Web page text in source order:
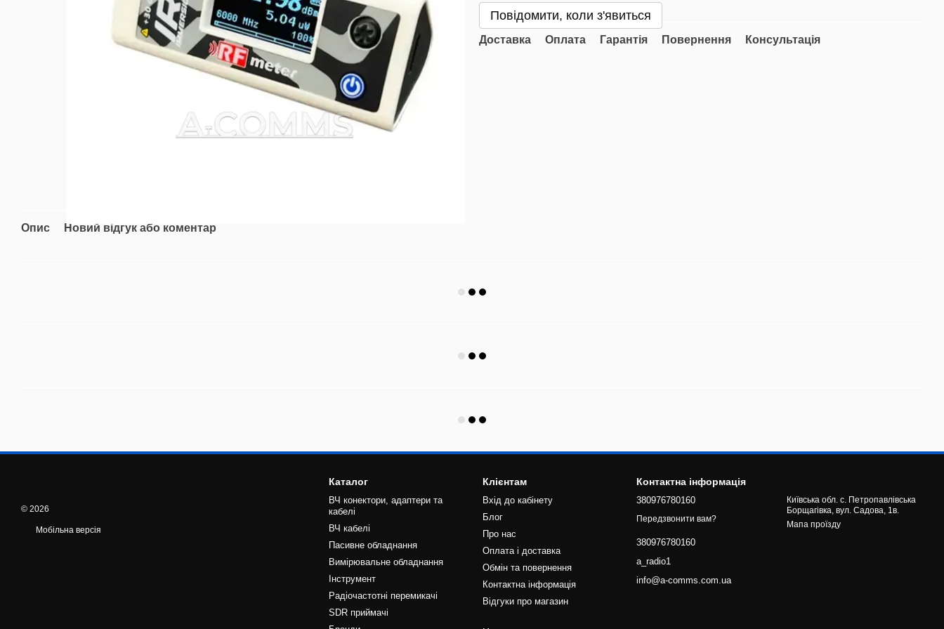
Опис Новий відгук або коментар
Повідомити, коли з'явиться
Доставка Оплата Гарантія Повернення Консультація
© 2026
Мобільна версія
Каталог
ВЧ конектори, адаптери та
кабелі
ВЧ кабелі
Пасивне обладнання
Вимірювальне обладнання
Інструмент
Радіочастотні перемикачі
SDR приймачі
Клієнтам
Вхід до кабінету
Блог
Про нас
Оплата і доставка
Обмін та повернення
Контактна інформація
Відгуки про магазин
Контактна інформація
380976780160
Передзвонити вам?
380976780160
a_radio1
info@a-comms.com.ua
Київська обл. с. Петропавлівська
Борщагівка, вул. Садова, 1в.
Мапа проїзду